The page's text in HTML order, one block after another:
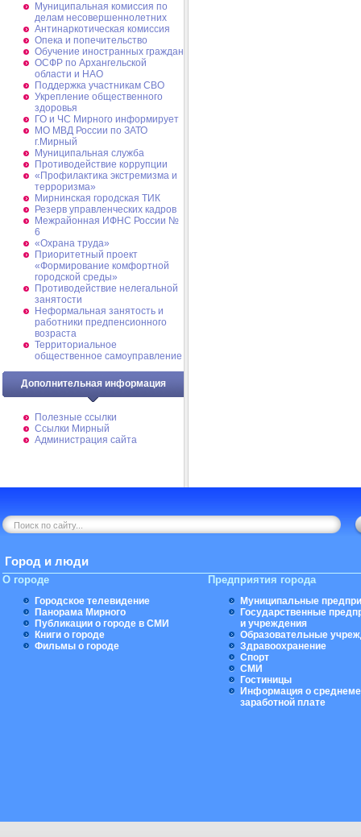
Муниципальная комиссия по
делам несовершеннолетних
Антинаркотическая комиссия
Опека и попечительство
Обучение иностранных граждан
ОСФР по Архангельской
области и НАО
Поддержка участникам СВО
Укрепление общественного
здоровья
ГО и ЧС Мирного информирует
МО МВД России по ЗАТО
г.Мирный
Муниципальная cлужба
Противодействие коррупции
«Профилактика экстремизма и
терроризма»
Мирнинская городская ТИК
Резерв управленческих кадров
Межрайонная ИФНС России №
6
«Охрана труда»
Приоритетный проект
«Формирование комфортной
городской среды»
Противодействие нелегальной
занятости
Неформальная занятость и
работники предпенсионного
возраста
Территориальное
общественное самоуправление
Дополнительная информация
Полезные ссылки
Ссылки Мирный
Администрация сайта
Город и люди
О городе
Городское телевидение
Панорама Мирного
Публикации о городе в СМИ
Книги о городе
Фильмы о городе
Предприятия города
Муниципальные
Государственные
и учреждения
Образовательные
Здравоохранение
Спорт
СМИ
Гостиницы
Информация о
заработной плате